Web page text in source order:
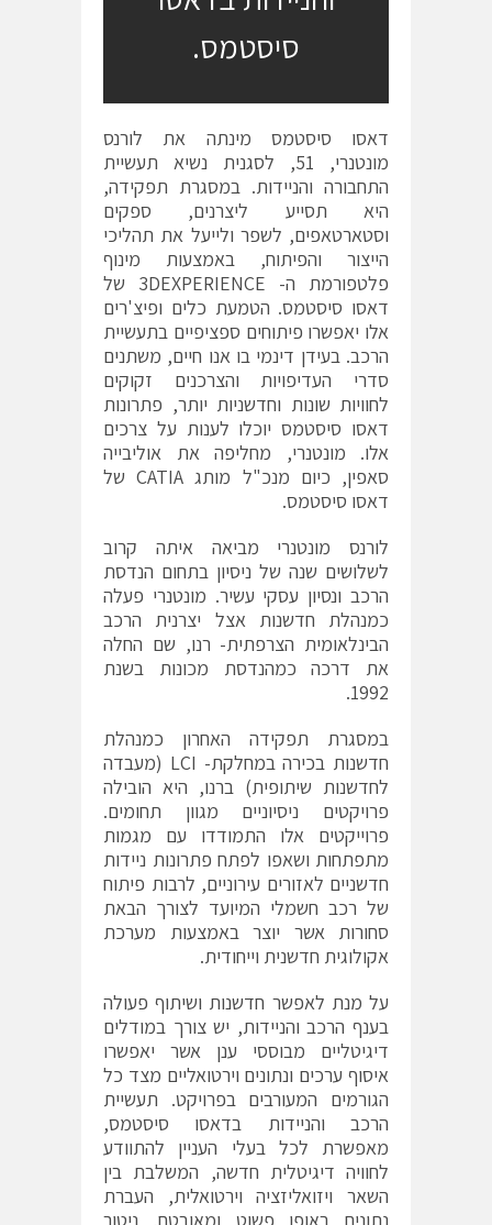
סיסטמס.
דאסו סיסטמס מינתה את לורנס
מונטנרי, 51, לסגנית נשיא תעשיית
התחבורה והניידות. במסגרת תפקידה,
היא תסייע ליצרנים, ספקים
וסטארטאפים, לשפר ולייעל את תהליכי
הייצור והפיתוח, באמצעות מינוף
פלטפורמת ה- 3DEXPERIENCE של
דאסו סיסטמס. הטמעת כלים ופיצ'רים
אלו יאפשרו פיתוחים ספציפיים בתעשיית
הרכב. בעידן דינמי בו אנו חיים, משתנים
סדרי העדיפויות והצרכנים זקוקים
לחוויות שונות וחדשניות יותר, פתרונות
דאסו סיסטמס יוכלו לענות על צרכים
אלו. מונטנרי, מחליפה את אוליבייה
סאפין, כיום מנכ"ל מותג CATIA של
דאסו סיסטמס.
לורנס מונטנרי מביאה איתה קרוב
לשלושים שנה של ניסיון בתחום הנדסת
הרכב ונסיון עסקי עשיר. מונטנרי פעלה
כמנהלת חדשנות אצל יצרנית הרכב
הבינלאומית הצרפתית- רנו, שם החלה
את דרכה כמהנדסת מכונות בשנת
1992.
במסגרת תפקידה האחרון כמנהלת
חדשנות בכירה במחלקת- LCI (מעבדה
לחדשנות שיתופית) ברנו, היא הובילה
פרויקטים ניסיוניים מגוון תחומים.
פרוייקטים אלו התמודדו עם מגמות
מתפתחות ושאפו לפתח פתרונות ניידות
חדשניים לאזורים עירוניים, לרבות פיתוח
של רכב חשמלי המיועד לצורך הבאת
סחורות אשר יוצר באמצעות מערכת
אקולוגית חדשנית וייחודית.
על מנת לאפשר חדשנות ושיתוף פעולה
בענף הרכב והניידות, יש צורך במודלים
דיגיטליים מבוססי ענן אשר יאפשרו
איסוף ערכים ונתונים וירטואליים מצד כל
הגורמים המעורבים בפרויקט. תעשיית
הרכב והניידות בדאסו סיסטמס,
מאפשרת לכל בעלי העניין להתוודע
לחוויה דיגיטלית חדשה, המשלבת בין
השאר ויזואליזציה וירטואלית, העברת
נתונים באופן פשוט ומאובטח, ניטור